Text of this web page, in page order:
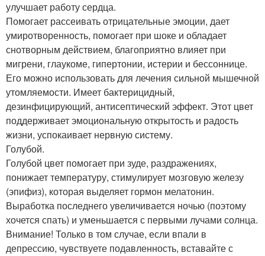
улучшает работу сердца.
Помогает рассеивать отрицательные эмоции, дает
умиротворенность, помогает при шоке и обладает
снотворным действием, благоприятно влияет при
мигрени, глаукоме, гипертонии, истерии и бессоннице.
Его можно использовать для лечения сильной мышечной
утомляемости. Имеет бактерицидный,
дезинфицирующий, антисептический эффект. Этот цвет
поддерживает эмоциональную открытость и радость
жизни, успокаивает нервную систему.
Голубой.
Голубой цвет помогает при зуде, раздражениях,
понижает температуру, стимулирует мозговую железу
(эпифиз), которая выделяет гормон мелатонин.
Выработка последнего увеличивается ночью (поэтому
хочется спать) и уменьшается с первыми лучами солнца.
Внимание! Только в том случае, если впали в
депрессию, чувствуете подавленность, вставайте с